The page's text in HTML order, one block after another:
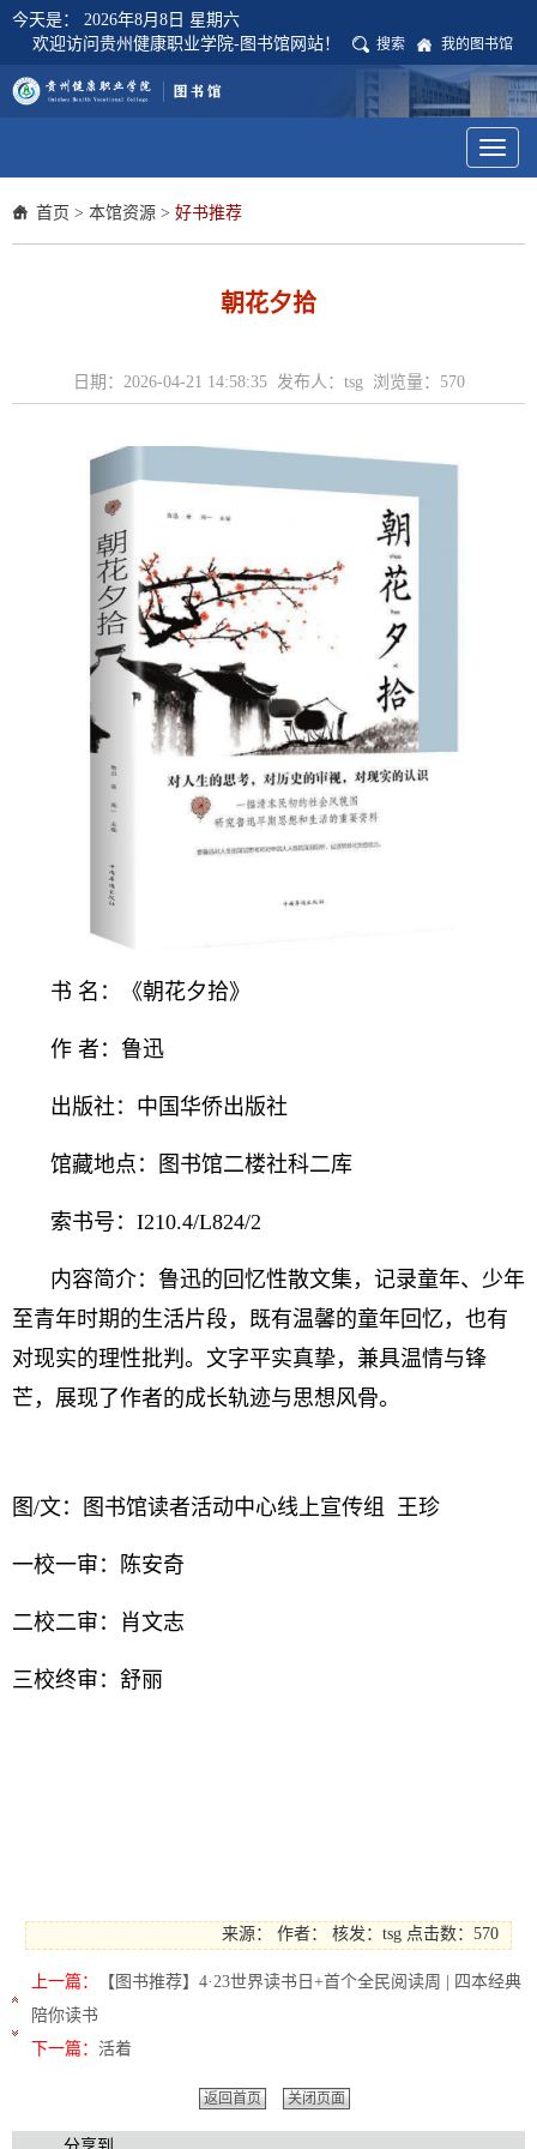
今天是： 2026年8月8日 星期六
欢迎访问贵州健康职业学院-图书馆网站！
搜索 我的图书馆
Toggle
首页 > 本馆资源 > 好书推荐
朝花夕拾
日期：2026-04-21 14:58:35 发布人：tsg 浏览量： 570
书 名：《朝花夕拾》
作 者：鲁迅
出版社：中国华侨出版社
馆藏地点：图书馆二楼社科二库
索书号：I210.4/L824/2
内容简介：鲁迅的回忆性散文集，记录童年、少年
至青年时期的生活片段，既有温馨的童年回忆，也有
对现实的理性批判。文字平实真挚，兼具温情与锋
芒，展现了作者的成长轨迹与思想风骨。
图/文：图书馆读者活动中心线上宣传组 王珍
一校一审：陈安奇
二校二审：肖文志
三校终审：舒丽
来源：作者：核发：tsg 点击数：570
上一篇：
【图书推荐】4·23世界读书日+首个全民阅读周 | 四本经典
陪你读书
下一篇： 活着
返回首页 关闭页面